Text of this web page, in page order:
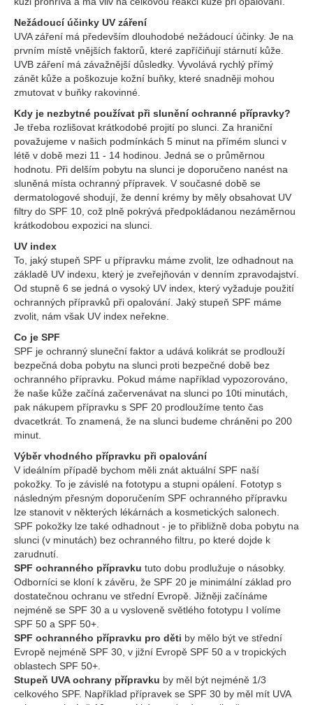
Nežádoucí účinky UV záření
UVA záření má především dlouhodobé nežádoucí účinky. Je na
prvním místě vnějších faktorů, které zapříčiňují stárnutí kůže.
UVB záření má závažnější důsledky. Vyvolává rychlý přímý
zánět kůže a poškozuje kožní buňky, které snadněji mohou
zmutovat v buňky rakovinné.
Kdy je nezbytné používat při slunění ochranné přípravky?
Je třeba rozlišovat krátkodobé projití po slunci. Za hraniční
považujeme v našich podmínkách 5 minut na přímém slunci v
létě v době mezi 11 - 14 hodinou. Jedná se o průměrnou
hodnotu. Při delším pobytu na slunci je doporučeno nanést na
sluněná místa ochranný přípravek. V současné době se
dermatologové shodují, že denní krémy by měly obsahovat UV
filtry do SPF 10, což plně pokrývá předpokládanou nezáměrnou
krátkodobou expozici na slunci.
UV index
To, jaký stupeň SPF u přípravku máme zvolit, lze odhadnout na
základě UV indexu, který je zveřejňován v denním zpravodajství.
Od stupně 6 se jedná o vysoký UV index, který vyžaduje použití
ochranných přípravků při opalování. Jaký stupeň SPF máme
zvolit, nám však UV index neřekne.
Co je SPF
SPF je ochranný sluneční faktor a udává kolikrát se prodlouží
bezpečná doba pobytu na slunci proti bezpečné době bez
ochranného přípravku. Pokud máme například vypozorováno,
že naše kůže začíná začervenávat na slunci po 10ti minutách,
pak nákupem přípravku s SPF 20 prodloužíme tento čas
dvacetkrát. To znamená, že na slunci budeme chráněni po 200
minut.
Výběr vhodného přípravku při opalování
V ideálním případě bychom měli znát aktuální SPF naší
pokožky. To je závislé na fototypu a stupni opálení. Fototyp s
následným přesným doporučením SPF ochranného přípravku
lze stanovit v některých lékárnách a kosmetických salonech.
SPF pokožky lze také odhadnout - je to přibližně doba pobytu na
slunci (v minutách) bez ochranného filtru, po které dojde k
zarudnutí.
SPF ochranného přípravku tuto dobu prodlužuje o násobky.
Odborníci se kloní k závěru, že SPF 20 je minimální základ pro
dostatečnou ochranu ve střední Evropě. Jižněji začínáme
nejméně se SPF 30 a u vysloveně světlého fototypu I volíme
SPF 50 a SPF 50+.
SPF ochranného přípravku pro děti by mělo být ve střední
Evropě nejméně SPF 30, v jižní Evropě SPF 50 a v tropických
oblastech SPF 50+.
Stupeň UVA ochrany přípravku by měl být nejméně 1/3
celkového SPF. Například přípravek se SPF 30 by měl mít UVA